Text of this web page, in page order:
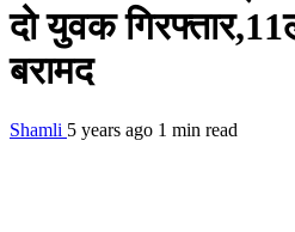
दो युवक
बरामद
Shamli 5 years ago 1 min read